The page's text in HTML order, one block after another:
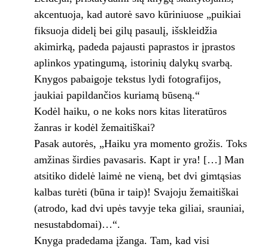
akcentuoja, kad autorė savo kūriniuose „puikiai
fiksuoja didelį bei gilų pasaulį, išskleidžia
akimirką, padeda pajausti paprastos ir įprastos
aplinkos ypatingumą, istorinių dalykų svarbą.
Knygos pabaigoje tekstus lydi fotografijos,
jaukiai papildančios kuriamą būseną.“
Kodėl haiku, o ne koks nors kitas literatūros
žanras ir kodėl žemaitiškai?
Pasak autorės, „Haiku yra momento grožis. Toks
amžinas širdies pavasaris. Kapt ir yra! […] Man
atsitiko didelė laimė ne vieną, bet dvi gimtąsias
kalbas turėti (būna ir taip)! Svajoju žemaitiškai
(atrodo, kad dvi upės tavyje teka giliai, srauniai,
nesustabdomai)…“.
Knyga pradedama įžanga. Tam, kad visi